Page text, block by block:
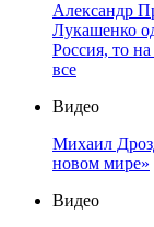
Александр
Лукашенко
Россия, то
все
Видео
Михаил
новом мире»
Видео